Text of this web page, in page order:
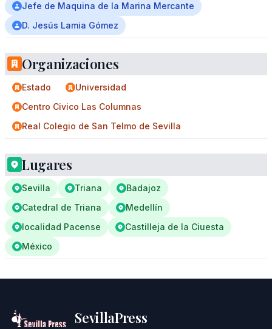
Jefe de Maquina de la Marina Mercante
D. Jesús Lamia Gómez
Organizaciones
Estado
Universidad
Centro Civico Las Columnas
Real Colegio de San Telmo de Sevilla
Lugares
Sevilla Triana
Badajoz
Catedral de Triana
Medellín
localidad Pacense
Castilleja de la Ciuesta
México
SevillaPress